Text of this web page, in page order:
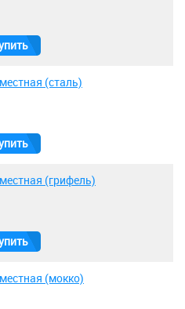
(сталь)
(грифель)
(мокко)